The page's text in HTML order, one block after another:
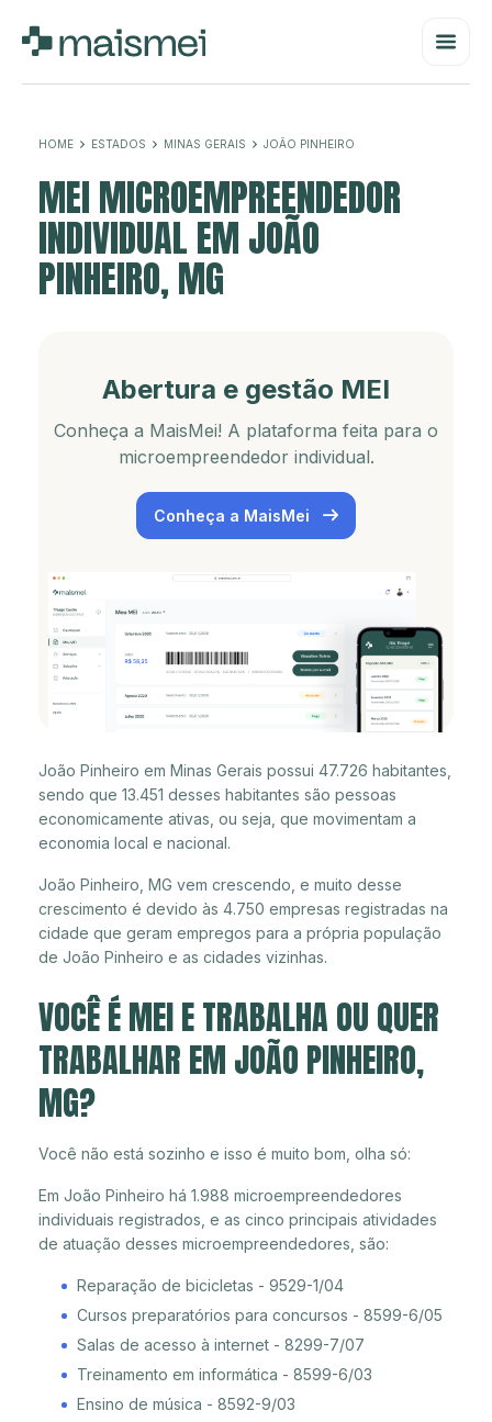
HOME ESTADOS MINAS GERAIS JOÃO PINHEIRO
MEI MICROEMPREENDEDOR
INDIVIDUAL EM JOÃO
PINHEIRO, MG
Abertura e gestão MEI
Conheça a MaisMei! A plataforma feita para o
microempreendedor individual.
Conheça a MaisMei
João Pinheiro em Minas Gerais possui 47.726 habitantes,
sendo que 13.451 desses habitantes são pessoas
economicamente ativas, ou seja, que movimentam a
economia local e nacional.
João Pinheiro, MG vem crescendo, e muito desse
crescimento é devido às 4.750 empresas registradas na
cidade que geram empregos para a própria população
de João Pinheiro e as cidades vizinhas.
VOCÊ É MEI E TRABALHA OU QUER
TRABALHAR EM JOÃO PINHEIRO,
MG?
Você não está sozinho e isso é muito bom, olha só:
Em João Pinheiro há 1.988 microempreendedores
individuais registrados, e as cinco principais atividades
de atuação desses microempreendedores, são:
Reparação de bicicletas - 9529-1/04
Cursos preparatórios para concursos - 8599-6/05
Salas de acesso à internet - 8299-7/07
Treinamento em informática - 8599-6/03
Ensino de música - 8592-9/03